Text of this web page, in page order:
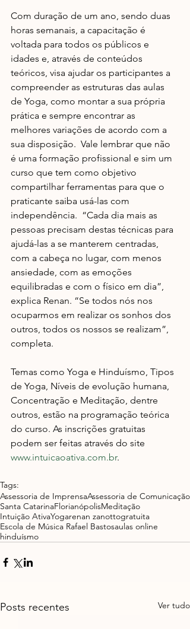
Com duração de um ano, sendo duas
horas semanais, a capacitação é
voltada para todos os públicos e
idades e, através de conteúdos
teóricos, visa ajudar os participantes a
compreender as estruturas das aulas
de Yoga, como montar a sua própria
prática e sempre encontrar as
melhores variações de acordo com a
sua disposição.  Vale lembrar que não
é uma formação profissional e sim um
curso que tem como objetivo
compartilhar ferramentas para que o
praticante saiba usá-las com
independência.  “Cada dia mais as
pessoas precisam destas técnicas para
ajudá-las a se manterem centradas,
com a cabeça no lugar, com menos
ansiedade, com as emoções
equilibradas e com o físico em dia”,
explica Renan. “Se todos nós nos
ocuparmos em realizar os sonhos dos
outros, todos os nossos se realizam”,
completa.
Temas como Yoga e Hinduísmo, Tipos
de Yoga, Níveis de evolução humana,
Concentração e Meditação, dentre
outros, estão na programação teórica
do curso. As inscrições gratuitas
podem ser feitas através do site
www.intuicaoativa.com.br.
Tags:
Assessoria de ImprensaAssessoria de Comunicação
Santa CatarinaFlorianópolisMeditação
Intuição AtivaYogarenan zanottogratuita
Escola de Música Rafael Bastosaulas online
hinduísmo
Posts recentes Ver tudo